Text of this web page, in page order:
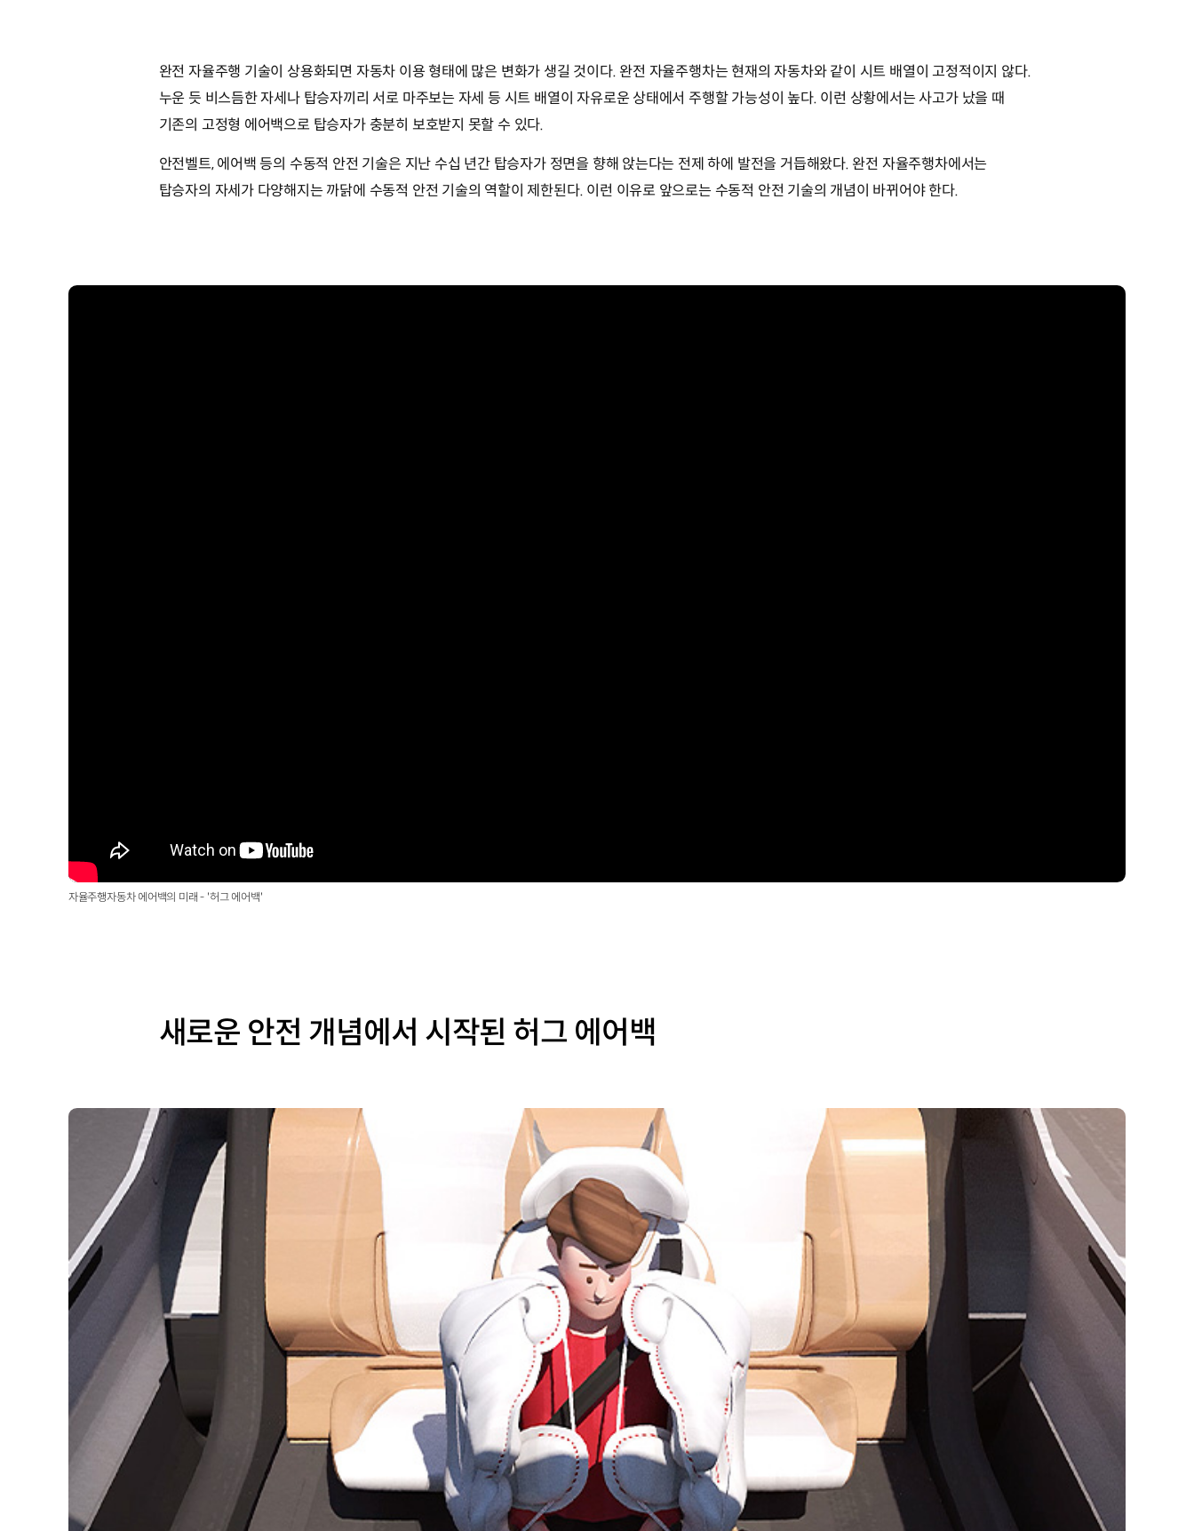
완전 자율주행 기술이 상용화되면 자동차 이용 형태에 많은 변화가 생길 것이다. 완전 자율주행차는 현재의 자동차와 같이 시트 배열이 고정적이지 않다.
누운 듯 비스듬한 자세나 탑승자끼리 서로 마주보는 자세 등 시트 배열이 자유로운 상태에서 주행할 가능성이 높다. 이런 상황에서는 사고가 났을 때
기존의 고정형 에어백으로 탑승자가 충분히 보호받지 못할 수 있다.
안전벨트, 에어백 등의 수동적 안전 기술은 지난 수십 년간 탑승자가 정면을 향해 앉는다는 전제 하에 발전을 거듭해왔다. 완전 자율주행차에서는
탑승자의 자세가 다양해지는 까닭에 수동적 안전 기술의 역할이 제한된다. 이런 이유로 앞으로는 수동적 안전 기술의 개념이 바뀌어야 한다.
자율주행자동차 에어백의 미래 - '허그 에어백'
새로운 안전 개념에서 시작된 허그 에어백